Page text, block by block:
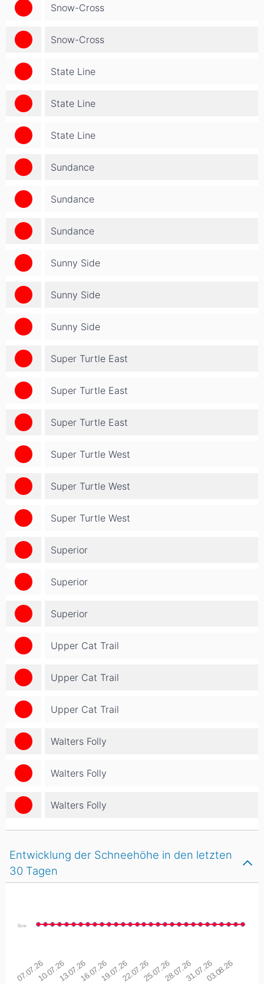
Snow-Cross
Snow-Cross
State Line
State Line
State Line
Sundance
Sundance
Sundance
Sunny Side
Sunny Side
Sunny Side
Super Turtle East
Super Turtle East
Super Turtle East
Super Turtle West
Super Turtle West
Super Turtle West
Superior
Superior
Superior
Upper Cat Trail
Upper Cat Trail
Upper Cat Trail
Walters Folly
Walters Folly
Walters Folly
Entwicklung der Schneehöhe in den letzten
30 Tagen
0cm
07.07.2610.07.2613.07.2616.07.2619.07.2622.07.2625.07.2628.07.2631.07.2603.08.26